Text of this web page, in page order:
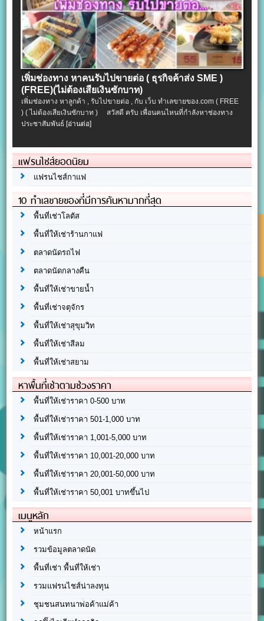
เพิ่มช่องทาง หาคนรับไปขายต่อ ( ธุรกิจค้าส่ง SME )
(FREE)(ไม่ต้องเสียเงินซักบาท)
เพิ่มช่องทาง หาลูกค้า , รับไปขายต่อ , กับ เว็บ ทำเลขายของ.com ( FREE
) ( ไม่ต้องเสียเงินซักบาท ) สวัสดี ครับ เพื่อนคนไหนที่กำลังหาช่องทาง
ประชาสัมพันธ์ [อ่านต่อ]
แฟรนไชส์ยอดนิยม
แฟรนไชส์กาแฟ
10 ทำเลขายของที่มีการค้นหามากที่สุด
พื้นที่เช่าโลตัส
พื้นที่ให้เช่าร้านกาแฟ
ตลาดนัดรถไฟ
ตลาดนัดกลางคืน
พื้นที่ให้เช่าขายน้ำ
พื้นที่เช่าจตุจักร
พื้นที่ให้เช่าสุขุมวิท
พื้นที่ให้เช่าสีลม
พื้นที่ให้เช่าสยาม
หาพื้นที่เช่าตามช่วงราคา
พื้นที่ให้เช่าราคา 0-500 บาท
พื้นที่ให้เช่าราคา 501-1,000 บาท
พื้นที่ให้เช่าราคา 1,001-5,000 บาท
พื้นที่ให้เช่าราคา 10,001-20,000 บาท
พื้นที่ให้เช่าราคา 20,001-50,000 บาท
พื้นที่ให้เช่าราคา 50,001 บาทขึ้นไป
เมนูหลัก
หน้าแรก
รวมข้อมูลตลาดนัด
พื้นที่เช่า พื้นที่ให้เช่า
รวมแฟรนไชส์น่าลงทุน
ชุมชนสนทนาพ่อค้าแม่ค้า